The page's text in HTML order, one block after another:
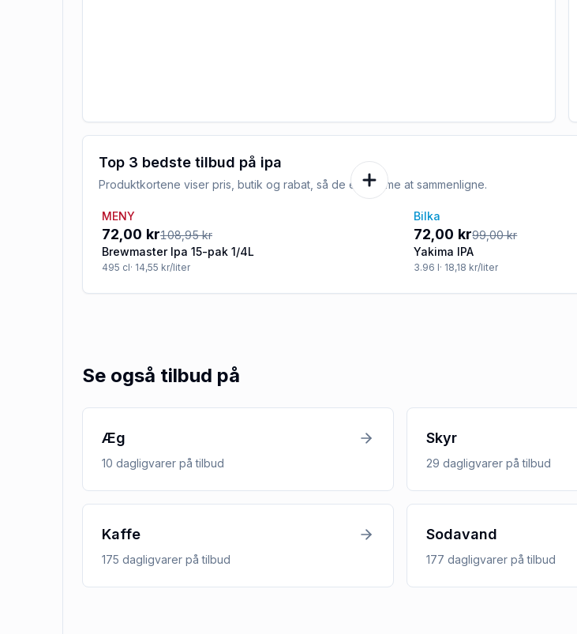
Top 3 bedste tilbud på ipa
Produktkortene viser pris, butik og rabat, så de er nemme at sammenligne.
-34%
MENY
72,00 kr108,95 kr
Brewmaster Ipa 15-pak 1/4L
495 cl· 14,55 kr/liter
-27%
Bilka
72,00 kr99,00 kr
Yakima IPA
3.96 l· 18,18 kr/liter
Se også tilbud på
Æg
10 dagligvarer på tilbud
Skyr
29 dagligvarerpå tilbud
Kaffe
175 dagligvarer på tilbud
Sodavand
177 dagligvarerpå tilbud